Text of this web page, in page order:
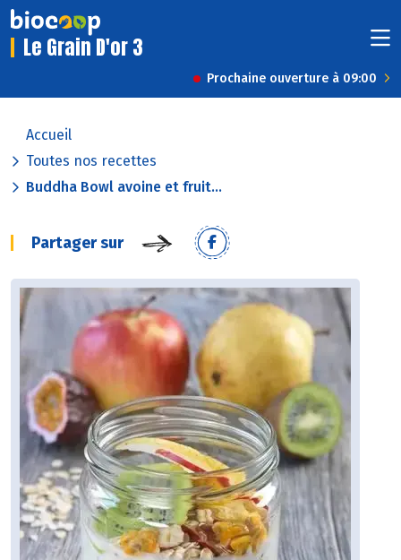
Le Grain D'or 3
Prochaine ouverture à 09:00
Accueil
Toutes nos recettes
Buddha Bowl avoine et fruit...
Partager sur